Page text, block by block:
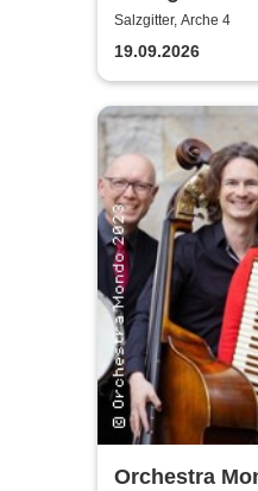
Konzert
Salzgitter, Arche 4
19.09.2026
Orchestra